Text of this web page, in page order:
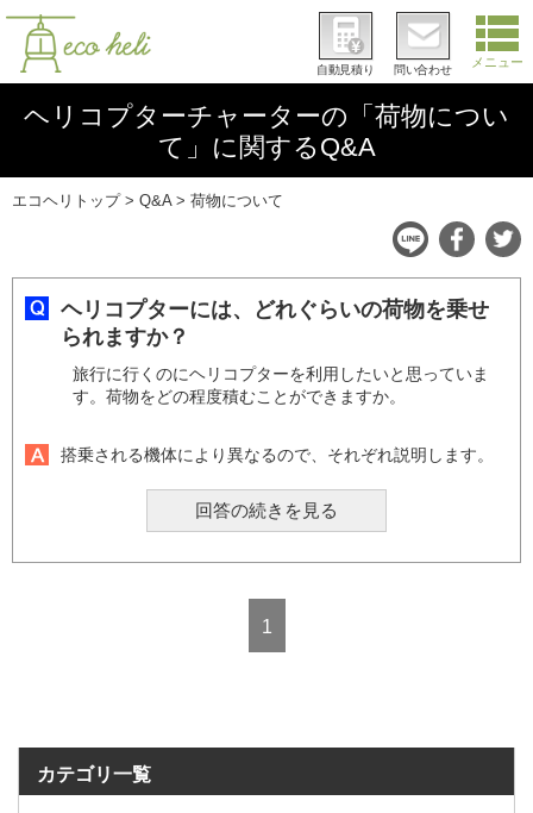
メニュー
問い合わせ
自動見積り
ヘリコプターチャーターの「荷物につい
て」に関するQ&A
エコヘリトップ Q&A 荷物について
ヘリコプターには、どれぐらいの荷物を乗せ
られますか？
旅行に行くのにヘリコプターを利用したいと思っていま
す。荷物をどの程度積むことができますか。
搭乗される機体により異なるので、それぞれ説明します。
回答の続きを見る
1
カテゴリ一覧